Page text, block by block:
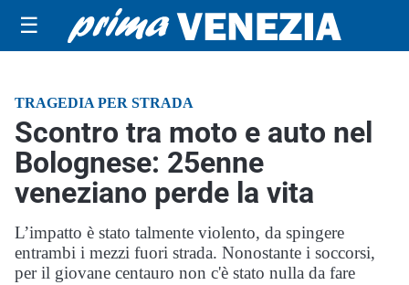
☰
TRAGEDIA PER STRADA
Scontro tra moto e auto nel
Bolognese: 25enne
veneziano perde la vita
L’impatto è stato talmente violento, da spingere
entrambi i mezzi fuori strada. Nonostante i soccorsi,
per il giovane centauro non c'è stato nulla da fare